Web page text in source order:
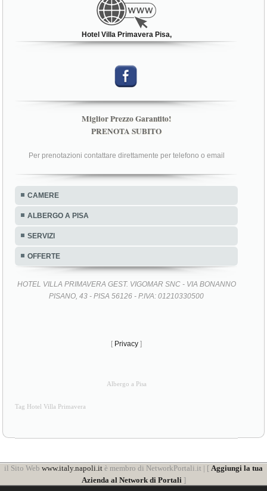
Hotel Villa Primavera Pisa,
Miglior Prezzo Garantito!
PRENOTA SUBITO
Per prenotazioni contattare direttamente per telefono o email
CAMERE
ALBERGO A PISA
SERVIZI
OFFERTE
HOTEL VILLA PRIMAVERA GEST. VIGOMAR SNC - VIA BONANNO
PISANO, 43 - PISA 56126 - P.IVA: 01210330500
[ Privacy ]
Albergo a Pisa
Tag Hotel Villa Primavera
il Sito Web www.italy.napoli.it è membro di NetworkPortali.it | [ Aggiungi la tua
Azienda al Network di Portali ]